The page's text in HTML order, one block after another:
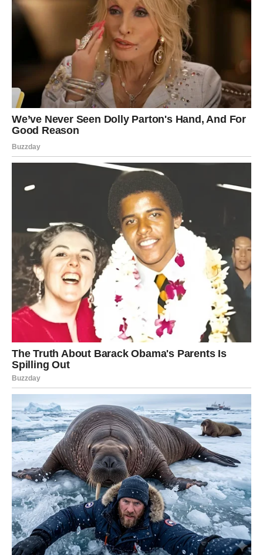
Dok Ovan vidi Devicu kao previše sporog i opreznog,
Devica može smatrati Ovna neodgovornim i
nepromišljenim. Ova razlika u pristupu često dovodi do
sukoba koji je teško prevazići, jer oboje imaju snažne
ličnosti. Ipak, ako nauče cijeniti različite perspektive,
njihovo prijateljstvo može postati veoma bogato. Devica
može pomoći Ovnu da razmisliti o dugoročnim
posljedicama svojih odluka, dok Ovan može inspirisati
Devicu da bude hrabrija i otvorenija za nova iskustva.
Lav i Lav: Rivalstvo među prijateljima
Kada se susretnu dva Lava, prijateljstvo može u početku
izgledati kao savršena kombinacija. Oba Lava su
karizmatična, strastvena i privlače pažnju. Međutim, kako
vrijeme prolazi, njihova potreba za dominacijom može
stvoriti rivalstvo. Budući da su oboje prirodni vođe, teško
podnose situacije u kojima nisu u centru pažnje.Takva
prijateljstva često se ispunjavaju takmičarskim duhom, a
prijateljske interakcije postaju teren za dokazivanje, što
može rezultirati napetostima i prekidima odnosa.
Da bi ovo prijateljstvo opstalo, važno je da oboje Lava
nauče da dijele pažnju i da se međusobno podržavaju
umjesto da se takmiče. Otvorena komunikacija i
sposobnost da se prepoznaju i cijene jedni druge talente
mogu značajno poboljšati njihov odnos. Ako oba Lava
shvate da zajedno mogu postići više nego odvojeno,
njihovo prijateljstvo može postati istinski snažno i
inspirativno.